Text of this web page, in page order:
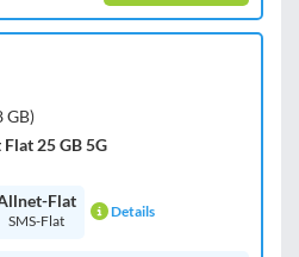
GB)
25 GB 5G
Flat
SMS-Flat Details